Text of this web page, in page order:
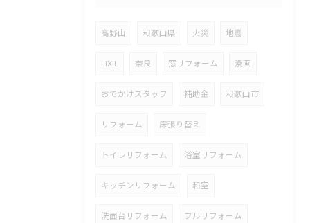
高野山 和歌山県 火災 地震
LIXIL 奈良 窓リフォーム 漫画
おでかけスタッフ 補助金 和歌山市
リフォーム 床張り替え
トイレリフォーム 浴室リフォーム
キッチンリフォーム 和室
洗面台リフォーム フルリフォーム